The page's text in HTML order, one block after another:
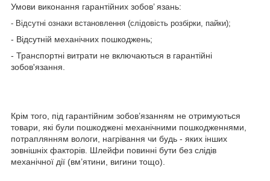
Умови виконання гарантійних зобов’ язань:
- Відсутні ознаки встановлення (слідовість розбірки, пайки);
- Відсутній механічних пошкоджень;
- Транспортні витрати не включаються в гарантійні
зобов'язання.
Крім того, під гарантійним зобов’язанням не отримуються
товари, які були пошкоджені механічними пошкодженнями,
потраплянням вологи, нагрівання чи будь - яких інших
зовнішніх факторів. Шлейфи повинні бути без слідів
механічної дії (вм’ятини, вигини тощо).